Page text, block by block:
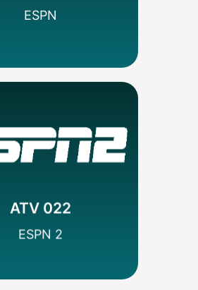
ESPN
SEÑAL HD
ATV 022
ESPN 2
SEÑAL HD
DISNEY
MÁS INFO